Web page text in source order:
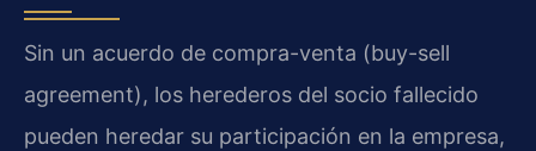
Sin un acuerdo de compra-venta (buy-sell
agreement), los herederos del socio fallecido
pueden heredar su participación en la empresa,